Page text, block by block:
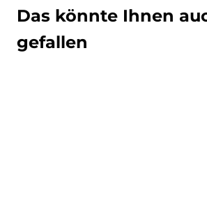
Das könnte Ihnen
gefallen